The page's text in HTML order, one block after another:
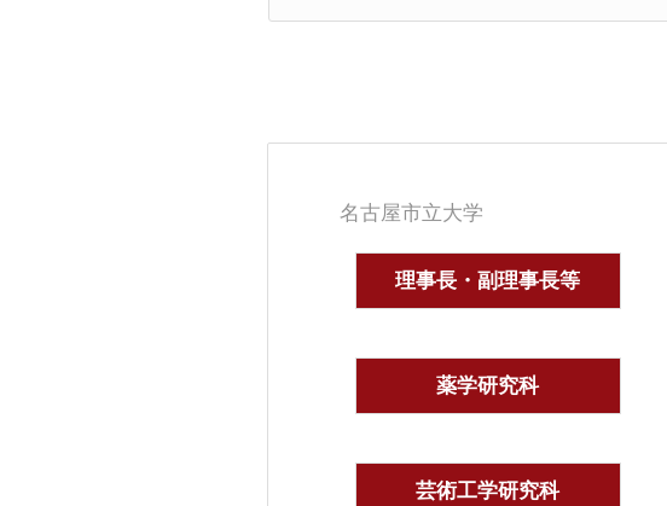
名古屋市立大学
理事長・副理事長等
薬学研究科
芸術工学研究科